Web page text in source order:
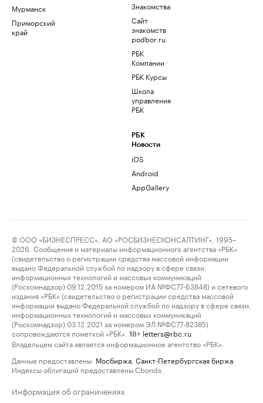
Мурманск
Приморский
край
Знакомства
Сайт
знакомств
podbor.ru
РБК
Компании
РБК Курсы
Школа
управления
РБК
РБК
Новости
iOS
Android
AppGallery
© ООО «БИЗНЕСПРЕСС», АО «РОСБИЗНЕСКОНСАЛТИНГ», 1995–
2026. Сообщения и материалы информационного агентства «РБК»
(свидетельство о регистрации средства массовой информации
выдано Федеральной службой по надзору в сфере связи,
информационных технологий и массовых коммуникаций
(Роскомнадзор) 09.12.2015 за номером ИА №ФС77-63848) и сетевого
издания «РБК» (свидетельство о регистрации средства массовой
информации выдано Федеральной службой по надзору в сфере связи,
информационных технологий и массовых коммуникаций
(Роскомнадзор) 03.12.2021 за номером ЭЛ №ФС77-82385)
сопровождаются пометкой «РБК».
18+ letters@rbc.ru
Владельцем сайта является информационное агентство «РБК».
Данные предоставлены: Мосбиржа Санкт-Петербургская биржа
Индексы облигаций предоставлены Cbonds.
Информация об ограничениях